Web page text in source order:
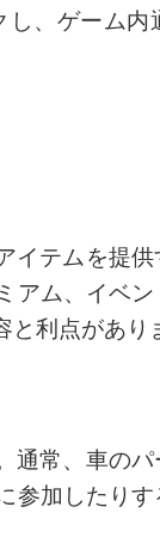
、ゲーム内
イテムを提
アム、イベ
利点があり
通常、車の
参加したり